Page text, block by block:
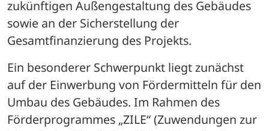
zukünftigen Außengestaltung des Gebäudes
sowie an der Sicherstellung der
Gesamtfinanzierung des Projekts.
Ein besonderer Schwerpunkt liegt zunächst
auf der Einwerbung von Fördermitteln für den
Umbau des Gebäudes. Im Rahmen des
Förderprogrammes „ZILE“ (Zuwendungen zur